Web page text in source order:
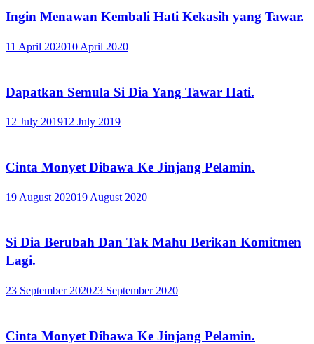
Ingin Menawan Kembali Hati Kekasih yang Tawar.
11 April 202010 April 2020
Dapatkan Semula Si Dia Yang Tawar Hati.
12 July 201912 July 2019
Cinta Monyet Dibawa Ke Jinjang Pelamin.
19 August 202019 August 2020
Si Dia Berubah Dan Tak Mahu Berikan Komitmen
Lagi.
23 September 202023 September 2020
Cinta Monyet Dibawa Ke Jinjang Pelamin.